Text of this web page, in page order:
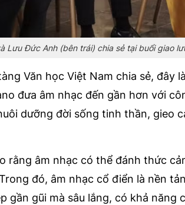
Lưu Đức Anh (bên trái) chia sẻ tại buổi giao
Văn học Việt Nam chia sẻ, đây
đưa âm nhạc đến gần hơn với
dưỡng đời sống tinh thần, gieo
rằng âm nhạc có thể đánh thức
đó, âm nhạc cổ điển là nền
gần gũi mà sâu lắng, có khả năng